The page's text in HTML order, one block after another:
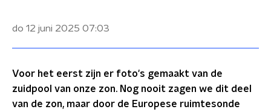
do 12 juni 2025 07:03
Voor het eerst zijn er foto's gemaakt van de
zuidpool van onze zon. Nog nooit zagen we dit deel
van de zon, maar door de Europese ruimtesonde